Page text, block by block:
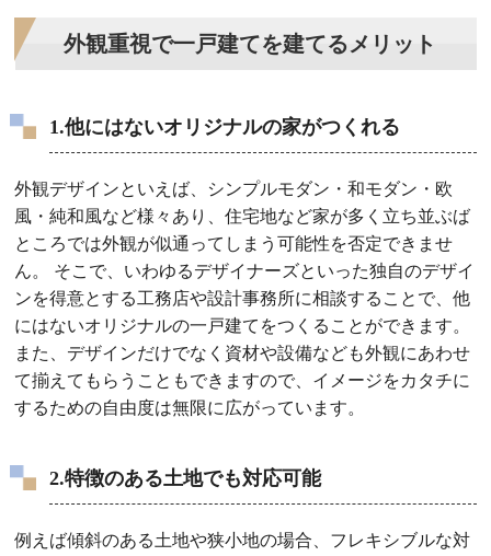
外観重視で一戸建てを建てるメリット
1.他にはないオリジナルの家がつくれる
外観デザインといえば、シンプルモダン・和モダン・欧
風・純和風など様々あり、住宅地など家が多く立ち並ぶば
ところでは外観が似通ってしまう可能性を否定できませ
ん。 そこで、いわゆるデザイナーズといった独自のデザイ
ンを得意とする工務店や設計事務所に相談することで、他
にはないオリジナルの一戸建てをつくることができます。
また、デザインだけでなく資材や設備なども外観にあわせ
て揃えてもらうこともできますので、イメージをカタチに
するための自由度は無限に広がっています。
2.特徴のある土地でも対応可能
例えば傾斜のある土地や狭小地の場合、フレキシブルな対